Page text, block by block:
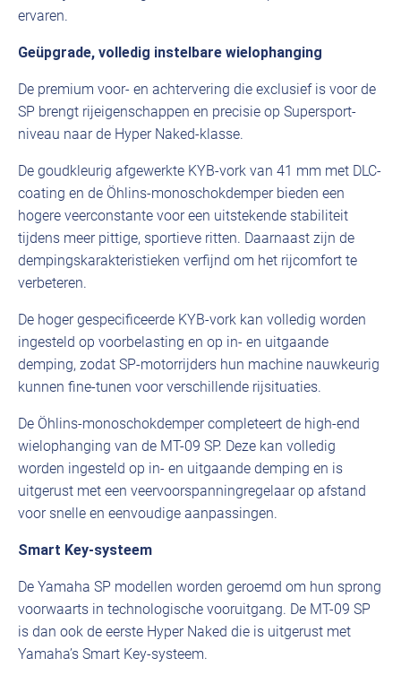
ervaren.
Geüpgrade, volledig instelbare wielophanging
De premium voor- en achtervering die exclusief is voor de
SP brengt rijeigenschappen en precisie op Supersport-
niveau naar de Hyper Naked-klasse.
De goudkleurig afgewerkte KYB-vork van 41 mm met DLC-
coating en de Öhlins-monoschokdemper bieden een
hogere veerconstante voor een uitstekende stabiliteit
tijdens meer pittige, sportieve ritten. Daarnaast zijn de
dempingskarakteristieken verfijnd om het rijcomfort te
verbeteren.
De hoger gespecificeerde KYB-vork kan volledig worden
ingesteld op voorbelasting en op in- en uitgaande
demping, zodat SP-motorrijders hun machine nauwkeurig
kunnen fine-tunen voor verschillende rijsituaties.
De Öhlins-monoschokdemper completeert de high-end
wielophanging van de MT-09 SP. Deze kan volledig
worden ingesteld op in- en uitgaande demping en is
uitgerust met een veervoorspanningregelaar op afstand
voor snelle en eenvoudige aanpassingen.
Smart Key-systeem
De Yamaha SP modellen worden geroemd om hun sprong
voorwaarts in technologische vooruitgang. De MT-09 SP
is dan ook de eerste Hyper Naked die is uitgerust met
Yamaha’s Smart Key-systeem.